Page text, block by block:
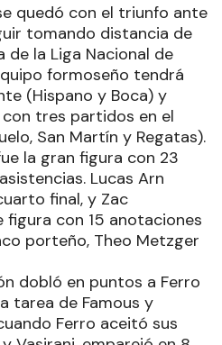
quedó con el triunfo ante
tomando distancia de
de la Liga Nacional de
formoseño tendrá
(Hispano y Boca) y
tres partidos en el
San Martín y Regatas).
la gran figura con 23
Lucas Arn
final, y Zac
con 15 anotaciones
porteño, Theo Metzger
dobló en puntos a Ferro
tarea de Famous y
Ferro aceitó sus